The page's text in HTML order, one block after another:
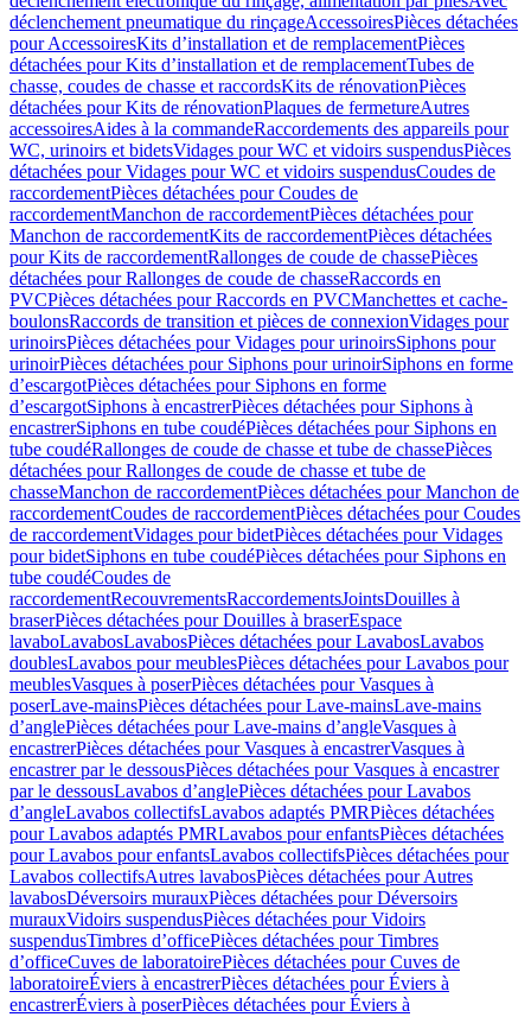
déclenchement pneumatique du rinçageAccessoiresPièces détachées
pour AccessoiresKits d’installation et de remplacementPièces
détachées pour Kits d’installation et de remplacementTubes de
chasse, coudes de chasse et raccordsKits de rénovationPièces
détachées pour Kits de rénovationPlaques de fermetureAutres
accessoiresAides à la commandeRaccordements des appareils pour
WC, urinoirs et bidetsVidages pour WC et vidoirs suspendusPièces
détachées pour Vidages pour WC et vidoirs suspendusCoudes de
raccordementPièces détachées pour Coudes de
raccordementManchon de raccordementPièces détachées pour
Manchon de raccordementKits de raccordementPièces détachées
pour Kits de raccordementRallonges de coude de chassePièces
détachées pour Rallonges de coude de chasseRaccords en
PVCPièces détachées pour Raccords en PVCManchettes et cache-
boulonsRaccords de transition et pièces de connexionVidages pour
urinoirsPièces détachées pour Vidages pour urinoirsSiphons pour
urinoirPièces détachées pour Siphons pour urinoirSiphons en forme
d’escargotPièces détachées pour Siphons en forme
d’escargotSiphons à encastrerPièces détachées pour Siphons à
encastrerSiphons en tube coudéPièces détachées pour Siphons en
tube coudéRallonges de coude de chasse et tube de chassePièces
détachées pour Rallonges de coude de chasse et tube de
chasseManchon de raccordementPièces détachées pour Manchon de
raccordementCoudes de raccordementPièces détachées pour Coudes
de raccordementVidages pour bidetPièces détachées pour Vidages
pour bidetSiphons en tube coudéPièces détachées pour Siphons en
tube coudéCoudes de
raccordementRecouvrementsRaccordementsJointsDouilles à
braserPièces détachées pour Douilles à braserEspace
lavaboLavabosLavabosPièces détachées pour LavabosLavabos
doublesLavabos pour meublesPièces détachées pour Lavabos pour
meublesVasques à poserPièces détachées pour Vasques à
poserLave-mainsPièces détachées pour Lave-mainsLave-mains
d’anglePièces détachées pour Lave-mains d’angleVasques à
encastrerPièces détachées pour Vasques à encastrerVasques à
encastrer par le dessousPièces détachées pour Vasques à encastrer
par le dessousLavabos d’anglePièces détachées pour Lavabos
d’angleLavabos collectifsLavabos adaptés PMRPièces détachées
pour Lavabos adaptés PMRLavabos pour enfantsPièces détachées
pour Lavabos pour enfantsLavabos collectifsPièces détachées pour
Lavabos collectifsAutres lavabosPièces détachées pour Autres
lavabosDéversoirs murauxPièces détachées pour Déversoirs
murauxVidoirs suspendusPièces détachées pour Vidoirs
suspendusTimbres dʼofficePièces détachées pour Timbres
dʼofficeCuves de laboratoirePièces détachées pour Cuves de
laboratoireÉviers à encastrerPièces détachées pour Éviers à
encastrerÉviers à poserPièces détachées pour Éviers à